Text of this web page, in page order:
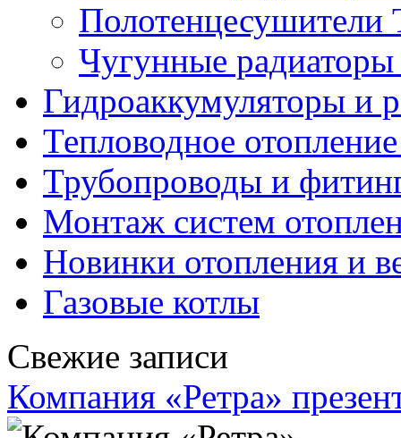
Чугунные
Гидроаккумуляторы и
Тепловодное
Трубопроводы и
Монтаж систем
Новинки отопления и
Газовые котлы
Свежие записи
Компания «Ретра»